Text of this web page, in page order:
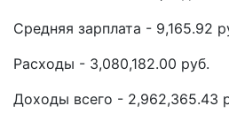
Средняя зарплата - 9,165.92
Расходы - 3,080,182.00 руб.
Доходы всего - 2,962,365.43